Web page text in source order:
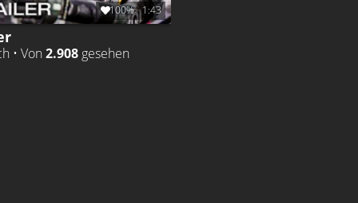
100% 1:43
• Von 2.908 gesehen